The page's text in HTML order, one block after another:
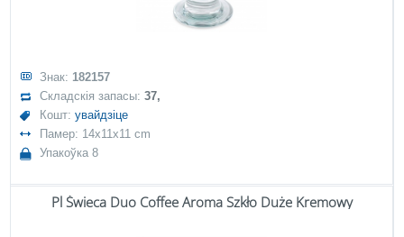
Знак: 182157
Складскія запасы:37,
Кошт:увайдзіце
Памер: 14x11x11 cm
Упакоўка 8
Pl Świeca Duo Coffee Aroma Szkło Duże Kremowy